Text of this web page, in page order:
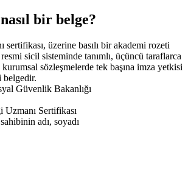
nasıl bir belge?
sertifikası, üzerine basılı bir akademi rozeti
sicil sisteminde tanımlı, üçüncü taraflarca
sözleşmelerde tek başına imza yetkisi
belgedir.
Güvenlik Bakanlığı
Uzmanı Sertifikası
adı, soyadı